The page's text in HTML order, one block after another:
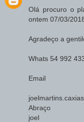
Olá procuro o
ontem 07/03/
Agradeço a
Whats 54 992
Email
Abraço
joel